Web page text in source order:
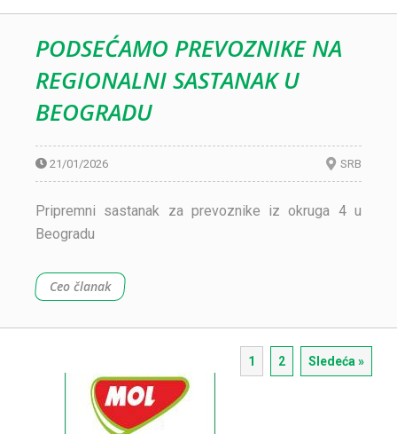
PODSEĆAMO PREVOZNIKE NA
REGIONALNI SASTANAK U
BEOGRADU
21/01/2026 SRB
Pripremni sastanak za prevoznike iz okruga 4 u
Beogradu
Ceo članak
1 2 Sledeća »